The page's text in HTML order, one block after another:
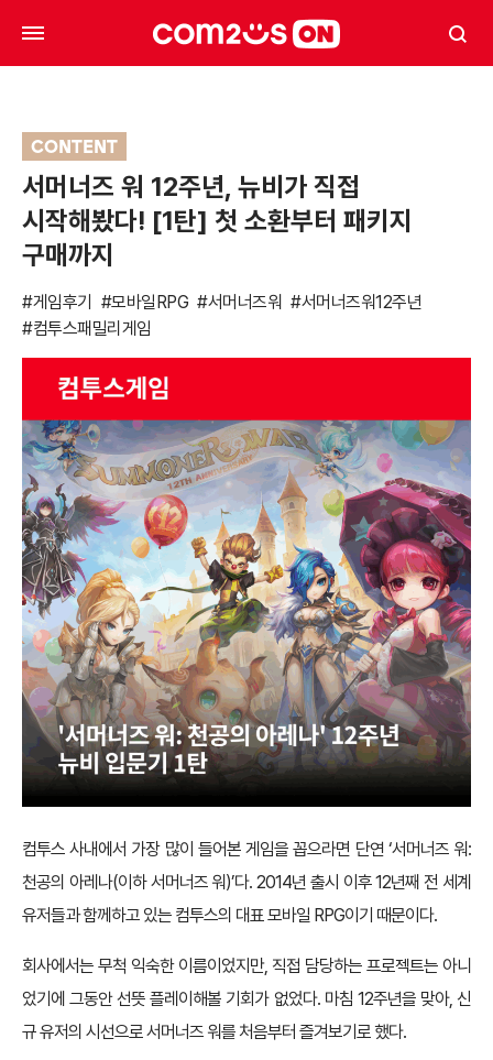
CONTENT
서머너즈 워 12주년, 뉴비가 직접
시작해봤다! [1탄] 첫 소환부터 패키지
구매까지
#게임후기 #모바일RPG #서머너즈워 #서머너즈워12주년
#컴투스패밀리게임
컴투스 사내에서 가장 많이 들어본 게임을 꼽으라면 단연 ‘서머너즈 워:
천공의 아레나(이하 서머너즈 워)’다. 2014년 출시 이후 12년째 전 세계
유저들과 함께하고 있는 컴투스의 대표 모바일 RPG이기 때문이다.
회사에서는 무척 익숙한 이름이었지만, 직접 담당하는 프로젝트는 아니
었기에 그동안 선뜻 플레이해볼 기회가 없었다. 마침 12주년을 맞아, 신
규 유저의 시선으로 서머너즈 워를 처음부터 즐겨보기로 했다.